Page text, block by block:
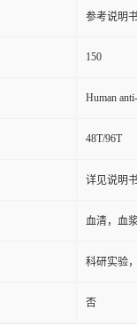
参考说明
150
Human
48T/96T
详见说明
血清，血
科研实验
否